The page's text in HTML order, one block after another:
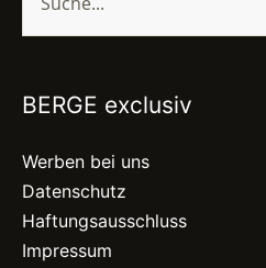
BERGE exclusiv
Werben bei uns
Datenschutz
Haftungsausschluss
Impressum